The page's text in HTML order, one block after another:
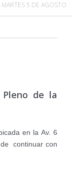
5 DE AGOSTO
Pleno de la
en la Av. 6
continuar con